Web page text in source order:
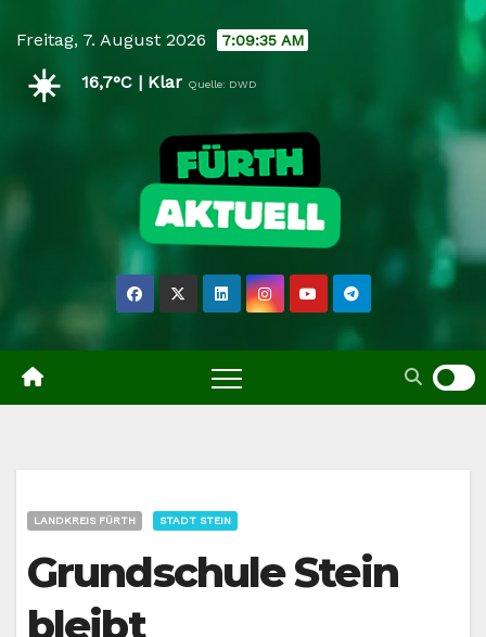
content
Freitag, 7. August 2026 7:09:35 AM
☀️ 16,7°C | Klar Quelle: DWD
LANDKREIS FÜRTH STADT STEIN
Grundschule Stein
bleibt